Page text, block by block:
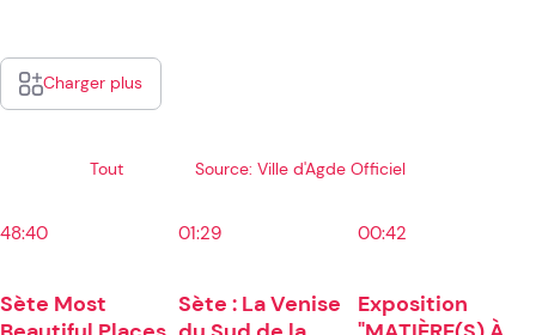
Charger plus
Tout Source: Ville d'Agde Officiel
48:40
Sète Most
01:29
Sète : La Venise
00:42
Exposition